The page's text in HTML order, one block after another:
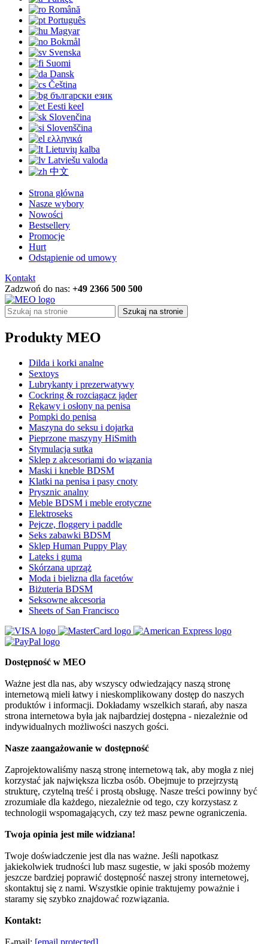
Română
Português
Magyar
Bokmål
Svenska
Suomi
Dansk
Čeština
български език
Eesti keel
Slovenčina
Slovenščina
ελληνικά
Lietuvių kalba
Latviešu valoda
中文
Strona główna
Nasze wybory
Nowości
Bestsellery
Promocje
Hurt
Odstąpienie od umowy
Kontakt
Zadzwoń do nas: +49 2366 500 500
Szukaj na stronie
Produkty MEO
Dilda i korki analne
Sextoys
Lubrykanty i prezerwatywy
Cockring & rozciągacz jąder
Rękawy i osłony na penisa
Pompki do penisa
Maszyna do seksu i dojarka
Pieprzone maszyny HiSmith
Stymulacja sutka
Sklep z akcesoriami do wiązania
Maski i kneble BDSM
Klatki na penisa i pasy cnoty
Prysznic analny
Meble BDSM i meble erotyczne
Elektroseks
Pejcze, floggery i paddle
Seks zabawki BDSM
Sklep Human Puppy Play
Lateks i guma
Skórzana uprząż
Moda i bielizna dla facetów
Biżuteria BDSM
Seksowne akcesoria
Sheets of San Francisco
Dostępność w MEO
Ważne jest dla nas, aby wszyscy odwiedzający naszą stronę
internetową mieli łatwy i nieskomplikowany dostęp do naszych
produktów i informacji. Dokładamy wszelkich starań, aby nasza
strona internetowa była jak najbardziej dostępna - niezależnie od
indywidualnych możliwości naszych gości.
Nasze zaangażowanie w dostępność
Zaprojektowaliśmy naszą stronę internetową tak, aby mogła z niej
korzystać jak największa liczba osób. Obejmuje to przejrzystą
strukturę, czytelną treść i prostą obsługę. Nasze treści powinny być
zrozumiałe dla każdego, niezależnie od tego, czy korzystasz z
technologii wspomagających, czy też masz pewne ograniczenia.
Twoja opinia jest mile widziana!
Twoje doświadczenie jest dla nas ważne. Jeśli napotkasz
jakiekolwiek trudności lub masz sugestie, w jaki sposób możemy
jeszcze bardziej poprawić dostępność naszej strony internetowej,
skontaktuj się z nami. Wszystkie opinie traktujemy poważnie i
staramy się szybko znajdować rozwiązania.
Kontakt: